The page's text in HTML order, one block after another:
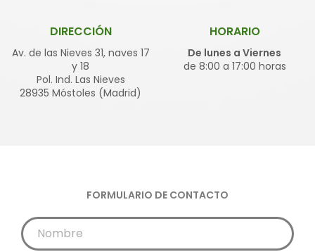
DIRECCIÓN
Av. de las Nieves 31, naves 17
y 18
Pol. Ind. Las Nieves
28935 Móstoles (Madrid)
HORARIO
De lunes a Viernes
de 8:00 a 17:00 horas
FORMULARIO DE CONTACTO